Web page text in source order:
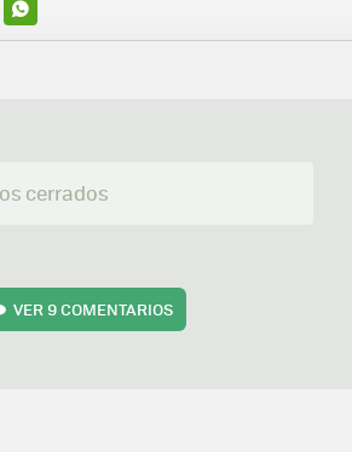
WHATSAPP
cerrados
VER 9 COMENTARIOS